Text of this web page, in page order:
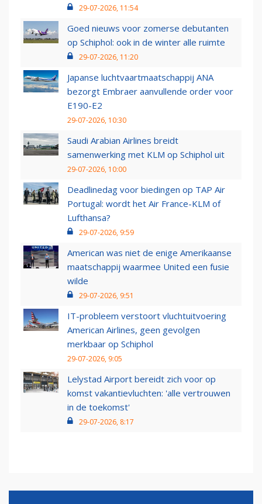
29-07-2026, 11:54
Goed nieuws voor zomerse debutanten
op Schiphol: ook in de winter alle ruimte
29-07-2026, 11:20
Japanse luchtvaartmaatschappij ANA
bezorgt Embraer aanvullende order voor
E190-E2
29-07-2026, 10:30
Saudi Arabian Airlines breidt
samenwerking met KLM op Schiphol uit
29-07-2026, 10:00
Deadlinedag voor biedingen op TAP Air
Portugal: wordt het Air France-KLM of
Lufthansa?
29-07-2026, 9:59
American was niet de enige Amerikaanse
maatschappij waarmee United een fusie
wilde
29-07-2026, 9:51
IT-probleem verstoort vluchtuitvoering
American Airlines, geen gevolgen
merkbaar op Schiphol
29-07-2026, 9:05
Lelystad Airport bereidt zich voor op
komst vakantievluchten: 'alle vertrouwen
in de toekomst'
29-07-2026, 8:17